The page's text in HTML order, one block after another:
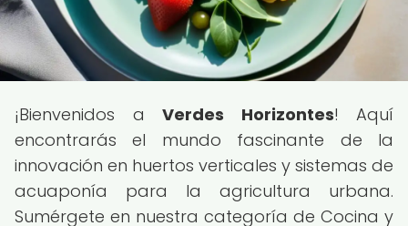
¡Bienvenidos a Verdes Horizontes! Aquí
encontrarás el mundo fascinante de la
innovación en huertos verticales y sistemas de
acuaponía para la agricultura urbana.
Sumérgete en nuestra categoría de Cocina y